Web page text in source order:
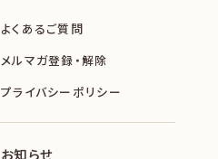
よくあるご質問
メルマガ登録・解除
プライバシーポリシー
お知らせ